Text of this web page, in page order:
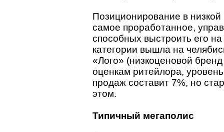
Позиционирование в
самое проработанное,
способных выстроить его
категории вышла на
«Лого» (низкоценовой
оценкам ритейлора,
продаж составит 7%, но
этом.
Типичный мегаполис